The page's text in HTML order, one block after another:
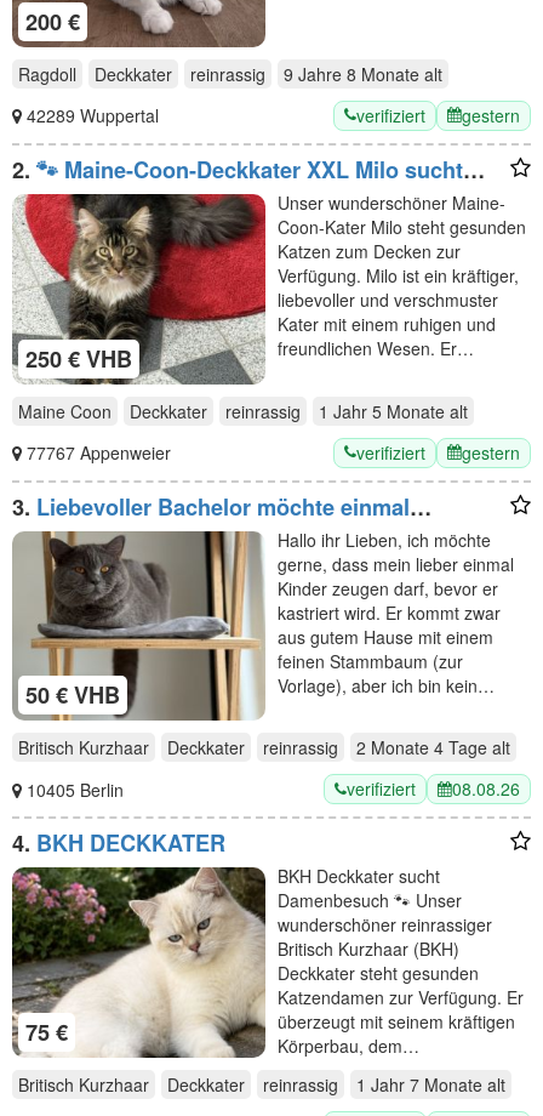
200 €
Ragdoll Deckkater reinrassig 9 Jahre 8 Monate alt
42289 Wuppertal
verifiziert gestern
2. 🐾 Maine-Coon-Deckkater XXL Milo sucht
Katzendame 🐾
250 € VHB
Unser wunderschöner Maine-
Coon-Kater Milo steht gesunden
Katzen zum Decken zur
Verfügung. Milo ist ein kräftiger,
liebevoller und verschmuster
Kater mit einem ruhigen und
freundlichen Wesen. Er…
Maine Coon Deckkater reinrassig 1 Jahr 5 Monate alt
77767 Appenweier
verifiziert gestern
3. Liebevoller Bachelor möchte einmal
Deckkater sein
50 € VHB
Hallo ihr Lieben, ich möchte
gerne, dass mein lieber einmal
Kinder zeugen darf, bevor er
kastriert wird. Er kommt zwar
aus gutem Hause mit einem
feinen Stammbaum (zur
Vorlage), aber ich bin kein…
Britisch Kurzhaar Deckkater reinrassig 2 Monate 4 Tage alt
10405 Berlin
verifiziert 08.08.26
4. BKH DECKKATER
75 €
BKH Deckkater sucht
Damenbesuch 🐾 Unser
wunderschöner reinrassiger
Britisch Kurzhaar (BKH)
Deckkater steht gesunden
Katzendamen zur Verfügung. Er
überzeugt mit seinem kräftigen
Körperbau, dem…
Britisch Kurzhaar
Deckkater reinrassig 1 Jahr 7 Monate alt